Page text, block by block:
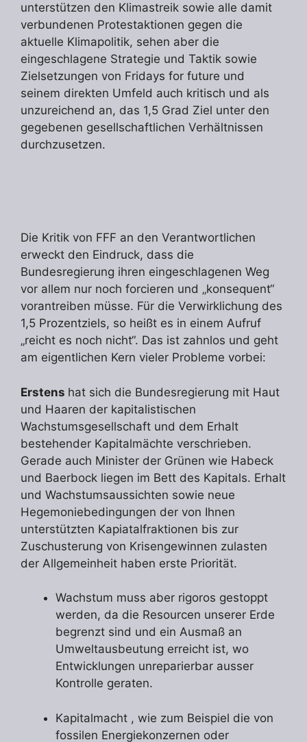
unterstützen den Klimastreik sowie alle damit
verbundenen Protestaktionen gegen die
aktuelle Klimapolitik, sehen aber die
eingeschlagene Strategie und Taktik sowie
Zielsetzungen von Fridays for future und
seinem direkten Umfeld auch kritisch und als
unzureichend an, das 1,5 Grad Ziel unter den
gegebenen gesellschaftlichen Verhältnissen
durchzusetzen.
Die Kritik von FFF an den Verantwortlichen
erweckt den Eindruck, dass die
Bundesregierung ihren eingeschlagenen Weg
vor allem nur noch forcieren und „konsequent“
vorantreiben müsse. Für die Verwirklichung des
1,5 Prozentziels, so heißt es in einem Aufruf
„reicht es noch nicht“. Das ist zahnlos und geht
am eigentlichen Kern vieler Probleme vorbei:
Erstens hat sich die Bundesregierung mit Haut
und Haaren der kapitalistischen
Wachstumsgesellschaft und dem Erhalt
bestehender Kapitalmächte verschrieben.
Gerade auch Minister der Grünen wie Habeck
und Baerbock liegen im Bett des Kapitals. Erhalt
und Wachstumsaussichten sowie neue
Hegemoniebedingungen der von Ihnen
unterstützten Kapiatalfraktionen bis zur
Zuschusterung von Krisengewinnen zulasten
der Allgemeinheit haben erste Priorität.
Wachstum muss aber rigoros gestoppt
werden, da die Resourcen unserer Erde
begrenzt sind und ein Ausmaß an
Umweltausbeutung erreicht ist, wo
Entwicklungen unreparierbar ausser
Kontrolle geraten.
Kapitalmacht , wie zum Beispiel die von
fossilen Energiekonzernen oder